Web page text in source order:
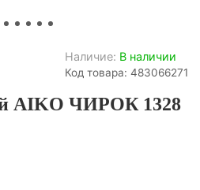
Наличие: В наличии
Код товара: 483066271
AIKO ЧИРОК 1328